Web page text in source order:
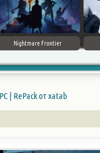
Nightmare Frontier
| RePack от xatab